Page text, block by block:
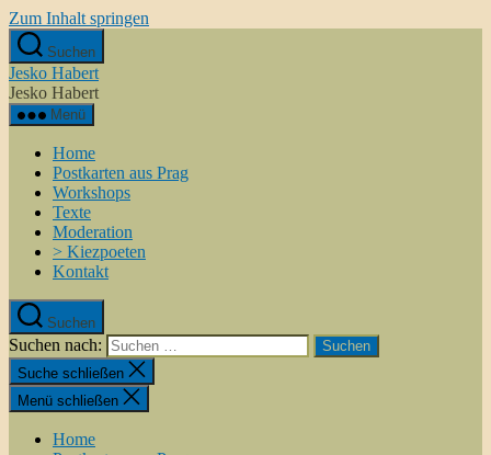
Zum Inhalt springen
Suchen
Jesko Habert
Jesko Habert
Menü
Home
Postkarten aus Prag
Workshops
Texte
Moderation
> Kiezpoeten
Kontakt
Suchen
Suchen nach:
Suche schließen
Menü schließen
Home